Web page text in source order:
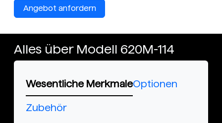
Angebot anfordern
Alles über Modell 620M-114
Wesentliche MerkmaleOptionen
Zubehör